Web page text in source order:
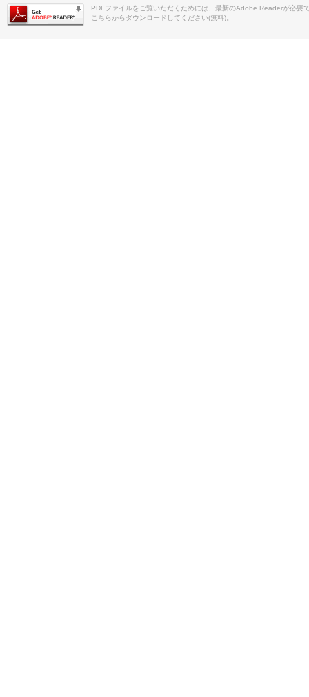
PDFファイルをご覧いただくためには、最新のAdobe Readerが必要
こちらからダウンロードしてください(無料)。